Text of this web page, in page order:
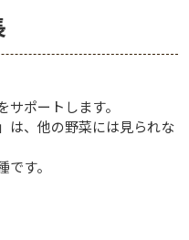
ポートします。
は、他の野菜には見られな
す。